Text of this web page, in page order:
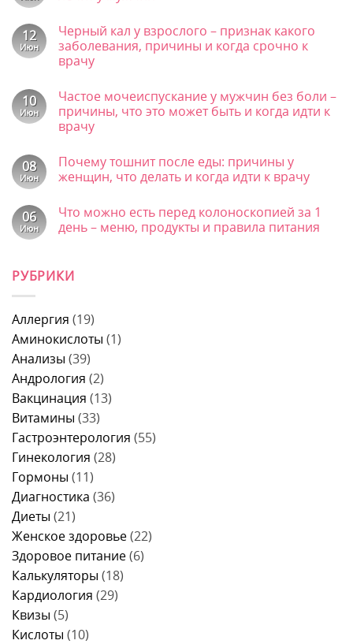
записи
Профпатолог:
что
за
смотрит
что
лечит
у
12
Июн
Черный кал у взрослого – признак какого
заболевания, причины и когда срочно к
врачу
записи
Черный
кал
у
признак
какого
заболевания,
когда
срочно
к
10
Июн
Частое мочеиспускание у мужчин без боли –
причины, что это может быть и когда идти к
врачу
записи
Частое
мочеиспускание
без
боли
–
может
идти
к
врачу
08
Июн
Почему тошнит после еды: причины у
женщин, что делать и когда идти к врачу
записи
Почему
тошнит
у
и
когда
идти
к
врачу
06
Июн
Что можно есть перед колоноскопией за 1
день – меню, продукты и правила питания
Что
можно
колоноскопией
за
1
день
–
меню,
продукты
и
правила
питания
РУБРИКИ
Аллергия (19)
Аминокислоты (1)
Анализы (39)
Андрология (2)
Вакцинация (13)
Витамины (33)
Гастроэнтерология (55)
Гинекология (28)
Гормоны (11)
Диагностика (36)
Диеты (21)
Женское здоровье(22)
Здоровое питание(6)
Калькуляторы (18)
Кардиология (29)
Квизы (5)
Кислоты (10)